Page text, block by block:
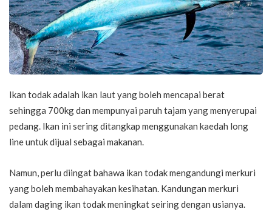
Ikan todak adalah ikan laut yang boleh mencapai berat
sehingga 700kg dan mempunyai paruh tajam yang menyerupai
pedang. Ikan ini sering ditangkap menggunakan kaedah long
line untuk dijual sebagai makanan.
Namun, perlu diingat bahawa ikan todak mengandungi merkuri
yang boleh membahayakan kesihatan. Kandungan merkuri
dalam daging ikan todak meningkat seiring dengan usianya.